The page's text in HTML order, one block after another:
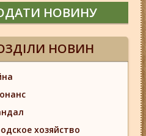
НОВИНУ
НОВИН
хозяйство